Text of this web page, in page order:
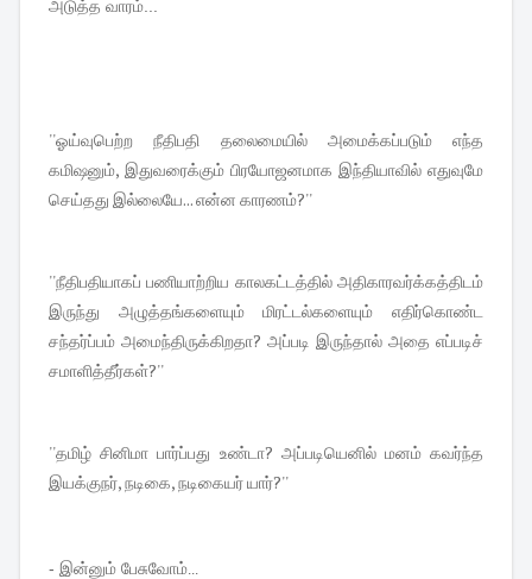
அடுத்த வாரம்...
''ஓய்வுபெற்ற நீதிபதி தலைமையில் அமைக்கப்படும் எந்த
கமிஷனும், இதுவரைக்கும் பிரயோஜனமாக இந்தியாவில் எதுவுமே
செய்தது இல்லையே... என்ன காரணம்?''
''நீதிபதியாகப் பணியாற்றிய காலகட்டத்தில் அதிகாரவர்க்கத்திடம்
இருந்து அழுத்தங்களையும் மிரட்டல்களையும் எதிர்கொண்ட
சந்தர்ப்பம் அமைந்திருக்கிறதா? அப்படி இருந்தால் அதை எப்படிச்
சமாளித்தீர்கள்?''
''தமிழ் சினிமா பார்ப்பது உண்டா? அப்படியெனில் மனம் கவர்ந்த
இயக்குநர், நடிகை, நடிகையர் யார்?''
- இன்னும் பேசுவோம்